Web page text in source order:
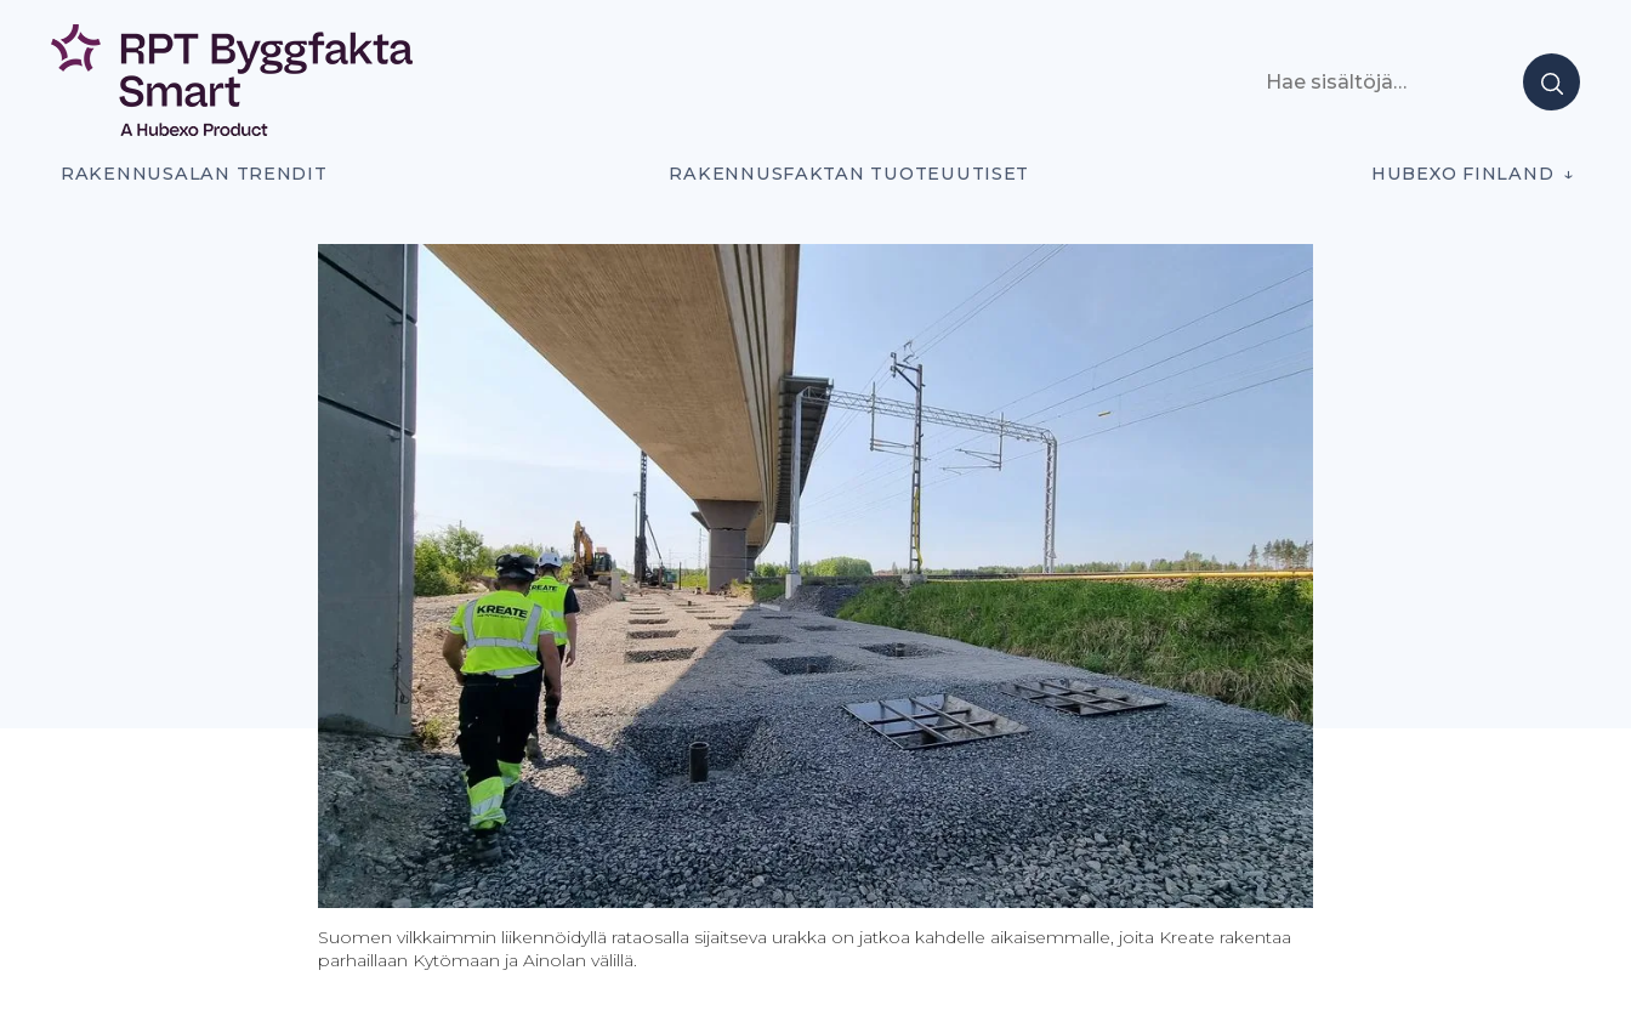
sisältöön
RAKENNUSALAN TRENDIT RAKENNUSFAKTAN TUOTEUUTISET HUBEXO FINLAND
Suomen vilkkaimmin liikennöidyllä rataosalla sijaitseva urakka on jatkoa kahdelle aikaisemmalle, joita Kreate rakentaa
parhaillaan Kytömaan ja Ainolan välillä.